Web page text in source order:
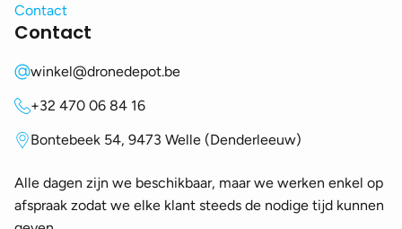
Contact
Contact
winkel@dronedepot.be
+32 470 06 84 16
Bontebeek 54, 9473 Welle (Denderleeuw)
Alle dagen zijn we beschikbaar, maar we werken enkel op
afspraak zodat we elke klant steeds de nodige tijd kunnen